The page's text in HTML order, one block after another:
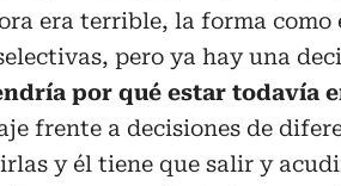
era terrible, la forma
pero ya hay una
por qué estar todavía
frente a decisiones de
y él tiene que salir y